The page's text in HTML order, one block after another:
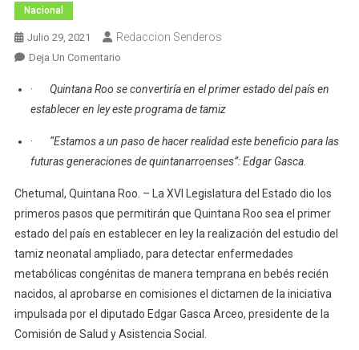
Nacional
Julio 29, 2021 Redaccion Senderos
Deja Un ComentarioEn
En
Comisiones
Sobre
Tamiz
· Quintana Roo se convertiría en el primer estado del país en
establecer en ley este programa de tamiz
· “Estamos a un paso de hacer realidad este beneficio para las
futuras generaciones de quintanarroenses”: Edgar Gasca.
Chetumal, Quintana Roo. – La XVI Legislatura del Estado dio los
primeros pasos que permitirán que Quintana Roo sea el primer
estado del país en establecer en ley la realización del estudio del
tamiz neonatal ampliado, para detectar enfermedades
metabólicas congénitas de manera temprana en bebés recién
nacidos, al aprobarse en comisiones el dictamen de la iniciativa
impulsada por el diputado Edgar Gasca Arceo, presidente de la
Comisión de Salud y Asistencia Social.